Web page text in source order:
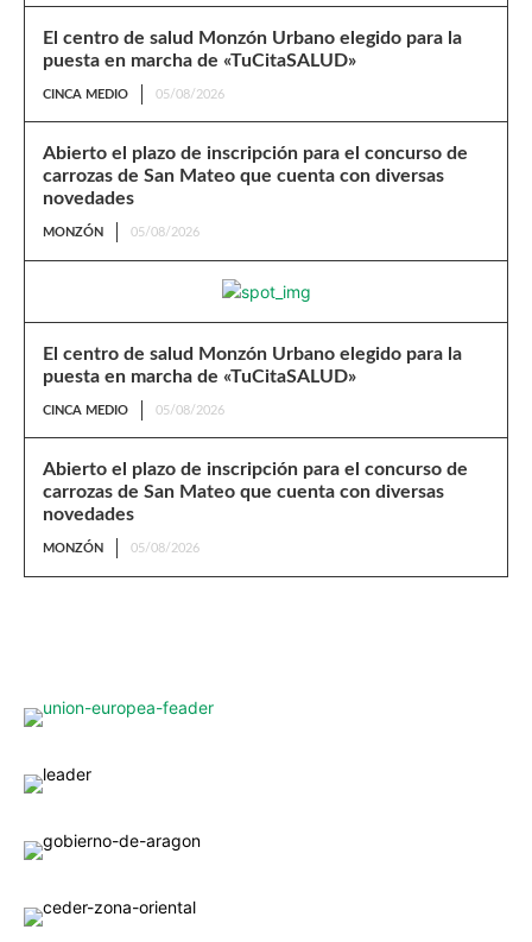
El centro de salud Monzón Urbano elegido para la
puesta en marcha de «TuCitaSALUD»
CINCA MEDIO 05/08/2026
Abierto el plazo de inscripción para el concurso de
carrozas de San Mateo que cuenta con diversas
novedades
MONZÓN 05/08/2026
El centro de salud Monzón Urbano elegido para la
puesta en marcha de «TuCitaSALUD»
CINCA MEDIO 05/08/2026
Abierto el plazo de inscripción para el concurso de
carrozas de San Mateo que cuenta con diversas
novedades
MONZÓN 05/08/2026